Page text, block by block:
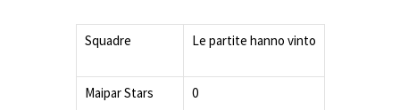
Squadre Le partite hanno vinto
Maipar Stars 0